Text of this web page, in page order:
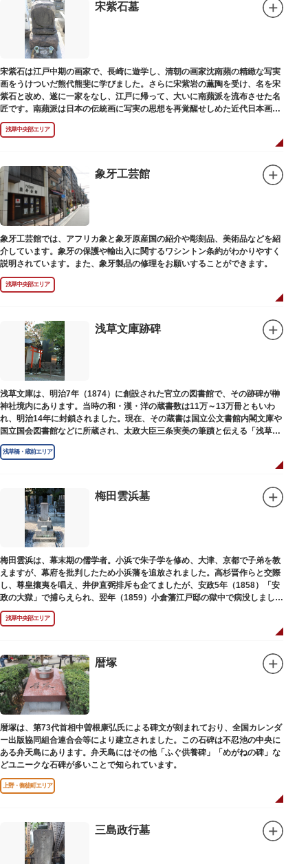
宋紫石墓
宋紫石は江戸中期の画家で、長崎に遊学し、清朝の画家沈南蘋の精緻な写実
画をうけついだ熊代熊斐に学びました。さらに宋紫岩の薫陶を受け、名を宋
紫石と改め、遂に一家をなし、江戸に帰って、大いに南蘋派を流布させた名
匠です。南蘋派は日本の伝統画に写実の思想を再覚醒せしめた近代日本画壇
の源流です。お墓は徳本寺（とくほんじ）境内にあります。
浅草中央部エリア
象牙工芸館
象牙工芸館では、アフリカ象と象牙原産国の紹介や彫刻品、美術品などを紹
介しています。象牙の保護や輸出入に関するワシントン条約がわかりやすく
説明されています。また、象牙製品の修理をお願いすることができます。
浅草中央部エリア
浅草文庫跡碑
浅草文庫は、明治7年（1874）に創設された官立の図書館で、その跡碑が榊
神社境内にあります。当時の和・漢・洋の蔵書数は11万～13万冊ともいわ
れ、明治14年に封鎖されました。現在、その蔵書は国立公文書館内閣文庫や
国立国会図書館などに所蔵され、太政大臣三条実美の筆蹟と伝える「浅草文
庫」の朱印が押されています。
浅草橋・蔵前エリア
梅田雲浜墓
梅田雲浜は、幕末期の儒学者。小浜で朱子学を修め、大津、京都で子弟を教
えますが、幕府を批判したため小浜藩を追放されました。高杉晋作らと交際
し、尊皇攘夷を唱え、井伊直弼排斥も企てましたが、安政5年（1858）「安
政の大獄」で捕らえられ、翌年（1859）小倉藩江戸邸の獄中で病没しまし
た。お墓は海禅寺（かいぜんじ）にあります。
浅草中央部エリア
暦塚
暦塚は、第73代首相中曽根康弘氏による碑文が刻まれており、全国カレンダ
ー出版協同組合連合会等により建立されました。この石碑は不忍池の中央に
ある弁天島にあります。弁天島にはその他「ふぐ供養碑」「めがねの碑」な
どユニークな石碑が多いことで知られています。
上野・御徒町エリア
三島政行墓